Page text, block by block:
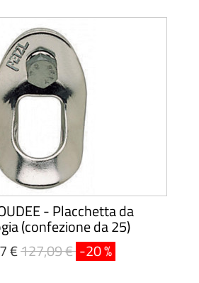
- Placchetta da
(confezione da 25)
€127,09 € -20 %